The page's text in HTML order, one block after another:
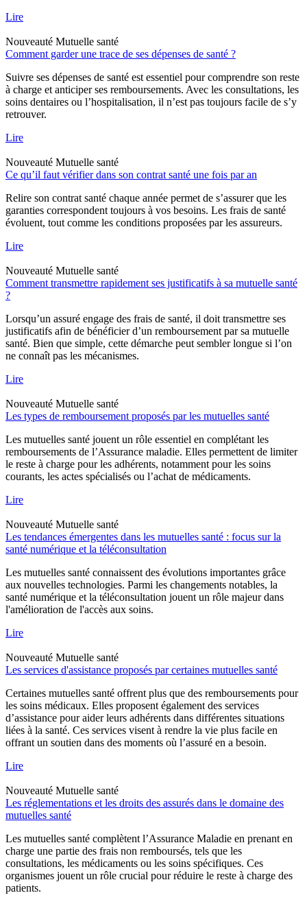
Lire
Nouveauté Mutuelle santé
Comment garder une trace de ses dépenses de santé ?
Suivre ses dépenses de santé est essentiel pour comprendre son reste
à charge et anticiper ses remboursements. Avec les consultations, les
soins dentaires ou l’hospitalisation, il n’est pas toujours facile de s’y
retrouver.
Lire
Nouveauté Mutuelle santé
Ce qu’il faut vérifier dans son contrat santé une fois par an
Relire son contrat santé chaque année permet de s’assurer que les
garanties correspondent toujours à vos besoins. Les frais de santé
évoluent, tout comme les conditions proposées par les assureurs.
Lire
Nouveauté Mutuelle santé
Comment transmettre rapidement ses justificatifs à sa mutuelle santé
?
Lorsqu’un assuré engage des frais de santé, il doit transmettre ses
justificatifs afin de bénéficier d’un remboursement par sa mutuelle
santé. Bien que simple, cette démarche peut sembler longue si l’on
ne connaît pas les mécanismes.
Lire
Nouveauté Mutuelle santé
Les types de remboursement proposés par les mutuelles santé
Les mutuelles santé jouent un rôle essentiel en complétant les
remboursements de l’Assurance maladie. Elles permettent de limiter
le reste à charge pour les adhérents, notamment pour les soins
courants, les actes spécialisés ou l’achat de médicaments.
Lire
Nouveauté Mutuelle santé
Les tendances émergentes dans les mutuelles santé : focus sur la
santé numérique et la téléconsultation
Les mutuelles santé connaissent des évolutions importantes grâce
aux nouvelles technologies. Parmi les changements notables, la
santé numérique et la téléconsultation jouent un rôle majeur dans
l'amélioration de l'accès aux soins.
Lire
Nouveauté Mutuelle santé
Les services d'assistance proposés par certaines mutuelles santé
Certaines mutuelles santé offrent plus que des remboursements pour
les soins médicaux. Elles proposent également des services
d’assistance pour aider leurs adhérents dans différentes situations
liées à la santé. Ces services visent à rendre la vie plus facile en
offrant un soutien dans des moments où l’assuré en a besoin.
Lire
Nouveauté Mutuelle santé
Les réglementations et les droits des assurés dans le domaine des
mutuelles santé
Les mutuelles santé complètent l’Assurance Maladie en prenant en
charge une partie des frais non remboursés, tels que les
consultations, les médicaments ou les soins spécifiques. Ces
organismes jouent un rôle crucial pour réduire le reste à charge des
patients.